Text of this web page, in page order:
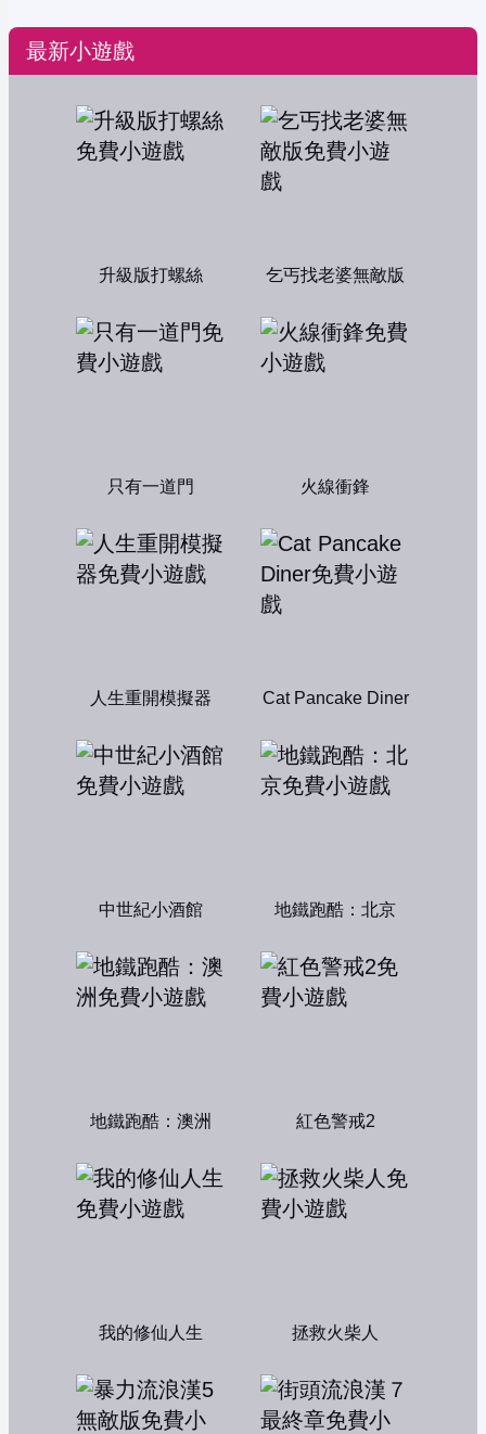
最新小遊戲
升級版打螺絲 乞丐找老婆無敵版
只有一道門 火線衝鋒
人生重開模擬器 Cat Pancake Diner
中世紀小酒館 地鐵跑酷：北京
地鐵跑酷：澳洲 紅色警戒2
我的修仙人生 拯救火柴人